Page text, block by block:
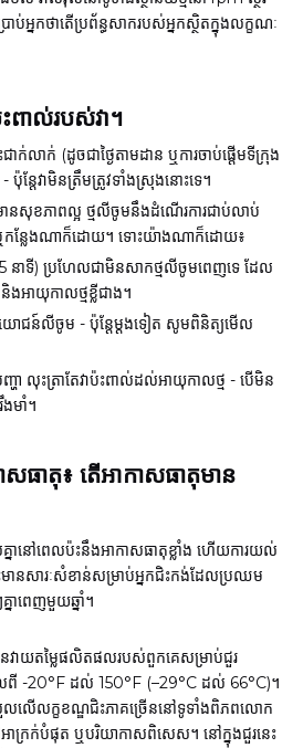
ប់អ្នកថាតើប្រព័ន្ធសាករបស់អ្នកស្ថិតក្នុងលក្ខណៈ
ពាល់របស់វា។
ជាក់លាក់ (ដូចជាថ្ងៃតាមដាន ឬការចាប់ផ្តើមទីក្រុង
ប៉ុន្តែវាមិនត្រឹមត្រូវទាំងស្រុងនោះទេ។
ានសុខភាពល្អ ថ្មលីចូមនឹងដំណើរការជាប់លាប់
កន្លែងណាក៏ដោយ។ ទោះយ៉ាងណាក៏ដោយ៖
នាទី) ប្រហែលជាមិនសាកថ្មលីចូមពេញទេ ដែល
និងអាយុកាលថ្មខ្លីជាង។
យោជន៍លីចូម - ប៉ុន្តែម្តងទៀត សូមពិនិត្យមើល
ហា លុះត្រាតែវាប៉ះពាល់ដល់អាយុកាលថ្ម - បើមិន
ងមាំ។
សធាតុ៖ តើអាកាសធាតុមាន
នៅពេលប៉ះនឹងអាកាសធាតុខ្លាំង ហើយការយល់
មានសារៈសំខាន់សម្រាប់អ្នកជិះកង់ដែលប្រឈម
ាពេញមួយឆ្នាំ។
ាយតម្លៃផលិតផលរបស់ពួកគេសម្រាប់ជួរ
លពី -20°F ដល់ 150°F (–29°C ដល់ 66°C)។
លើលក្ខខណ្ឌជិះភាគច្រើននៅទូទាំងពិភពលោក
ាក្រក់បំផុត ឬបរិយាកាសពិសេស។ នៅក្នុងជួរនេះ